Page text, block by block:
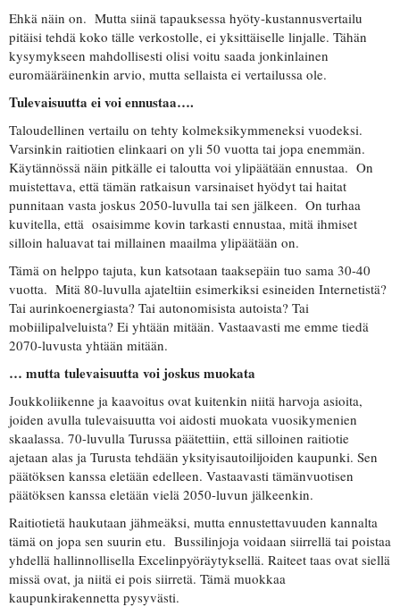
Ehkä näin on. Mutta siinä tapauksessa hyöty-kustannusvertailu
pitäisi tehdä koko tälle verkostolle, ei yksittäiselle linjalle. Tähän
kysymykseen mahdollisesti olisi voitu saada jonkinlainen
euromääräinenkin arvio, mutta sellaista ei vertailussa ole.
Tulevaisuutta ei voi ennustaa….
Taloudellinen vertailu on tehty kolmeksikymmeneksi vuodeksi.
Varsinkin raitiotien elinkaari on yli 50 vuotta tai jopa enemmän.
Käytännössä näin pitkälle ei taloutta voi ylipäätään ennustaa. On
muistettava, että tämän ratkaisun varsinaiset hyödyt tai haitat
punnitaan vasta joskus 2050-luvulla tai sen jälkeen. On turhaa
kuvitella, että osaisimme kovin tarkasti ennustaa, mitä ihmiset
silloin haluavat tai millainen maailma ylipäätään on.
Tämä on helppo tajuta, kun katsotaan taaksepäin tuo sama 30-40
vuotta. Mitä 80-luvulla ajateltiin esimerkiksi esineiden Internetistä?
Tai aurinkoenergiasta? Tai autonomisista autoista? Tai
mobiilipalveluista? Ei yhtään mitään. Vastaavasti me emme tiedä
2070-luvusta yhtään mitään.
… mutta tulevaisuutta voi joskus muokata
Joukkoliikenne ja kaavoitus ovat kuitenkin niitä harvoja asioita,
joiden avulla tulevaisuutta voi aidosti muokata vuosikymenien
skaalassa. 70-luvulla Turussa päätettiin, että silloinen raitiotie
ajetaan alas ja Turusta tehdään yksityisautoilijoiden kaupunki. Sen
päätöksen kanssa eletään edelleen. Vastaavasti tämänvuotisen
päätöksen kanssa eletään vielä 2050-luvun jälkeenkin.
Raitiotietä haukutaan jähmeäksi, mutta ennustettavuuden kannalta
tämä on jopa sen suurin etu. Bussilinjoja voidaan siirrellä tai poistaa
yhdellä hallinnollisella Excelinpyöräytyksellä. Raiteet taas ovat siellä
missä ovat, ja niitä ei pois siirretä. Tämä muokkaa
kaupunkirakennetta pysyvästi.